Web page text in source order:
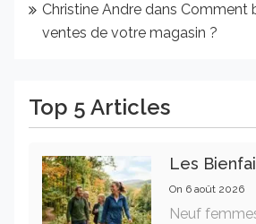
Christine Andre dans Comment
ventes de votre magasin ?
Top 5 Articles
On 6 août 2026
Neuf